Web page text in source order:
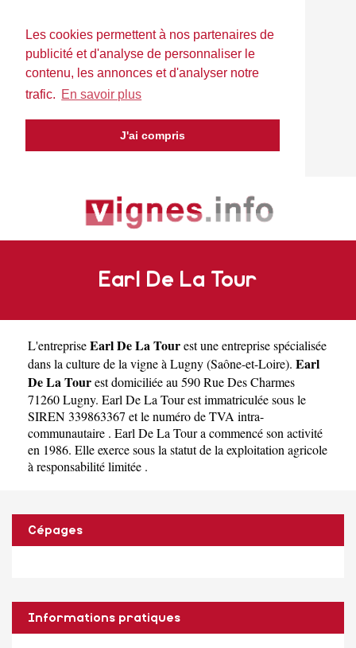
Les cookies permettent à nos partenaires de
publicité et d'analyse de personnaliser le
contenu, les annonces et d'analyser notre
trafic. En savoir plus
J'ai compris
Earl De La Tour
L'entrepriseEarl De La Tourest uneentreprise spécialisée
dans la culture de la vigne à Lugny(Saône-et-Loire). Earl
De La Tourest domiciliée au 590 Rue Des Charmes
71260 Lugny. Earl De La Tour est immatriculée sous le
SIREN 339863367 et le numéro de TVA intra-
communautaire . Earl De La Tour a commencé son activité
en 1986. Elle exerce sous la statut de la exploitation agricole
à responsabilité limitée .
Cépages
Informations pratiques